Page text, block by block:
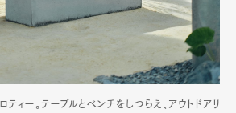
ィー。テーブルとベンチをしつらえ、アウトドアリ